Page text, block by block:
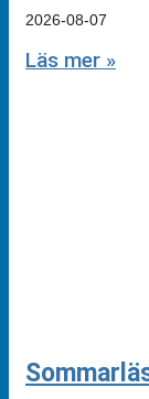
2026-08-07
Läs mer »